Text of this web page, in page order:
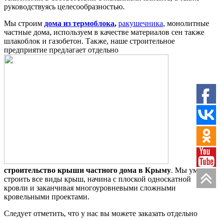
руководствуясь целесообразностью.
Мы строим дома из термоблока, ракушечника, монолитные
частные дома, используем в качестве материалов сен также
шлакоблок и газобетон. Также, наше строительное
предприятие предлагает отдельно
строительство крыши частного дома в Крыму. Мы умеем
строить все виды крыш, начина с плоской односкатной
кровли и заканчивая многоуровневыми сложными
кровельными проектами.
Следует отметить, что у нас вы можете заказать отдельно